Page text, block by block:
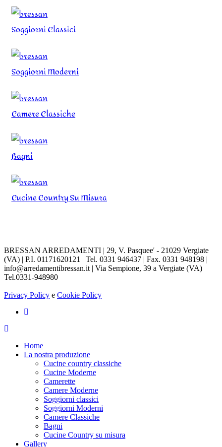
Soggiorni Classici
Soggiorni Moderni
Camere Classiche
Bagni
Cucine Country Su Misura
BRESSAN ARREDAMENTI | 29, V. Pasquee' - 21029 Vergiate
(VA) | P.I. 01171620121 | Tel. 0331 946437 | Fax. 0331 948198 |
info@arredamentibressan.it | Via Sempione, 39 a Vergiate (VA)
Tel.0331-948980
Privacy Policy e Cookie Policy
Home
La nostra produzione
Cucine country classiche
Cucine Moderne
Camerette
Camere Moderne
Soggiorni classici
Soggiorni Moderni
Camere Classiche
Bagni
Cucine Country su misura
Gallery